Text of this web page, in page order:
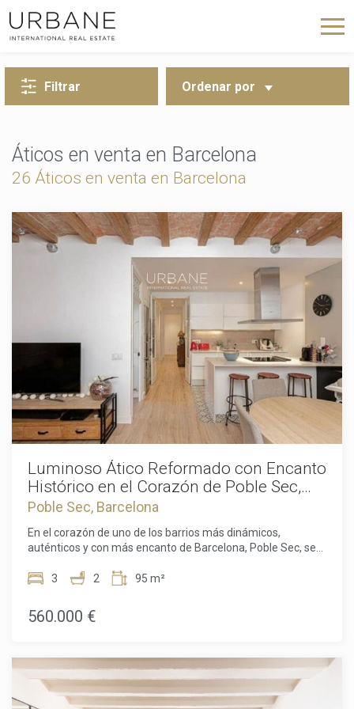
Filtrar Ordenar por
Áticos en venta en Barcelona
26 Áticos en venta en Barcelona
Luminoso Ático Reformado con Encanto
Histórico en el Corazón de Poble Sec,
Barcelona
Poble Sec, Barcelona
En el corazón de uno de los barrios más dinámicos,
auténticos y con más encanto de Barcelona, Poble Sec, se
quinta planta de un elegante edificio histórico que data de
terraza comunitaria. Ofreciendo una superficie construida
de noventa y cinco metros cuadrados y aproximadamente
de la arquitectura tradicional catalana y las comodidades de
la vida moderna.La reforma integral del piso se llevó a cabo
con una minuciosa atención al detalle para destacar sus
3 2 95 m²
560.000 €